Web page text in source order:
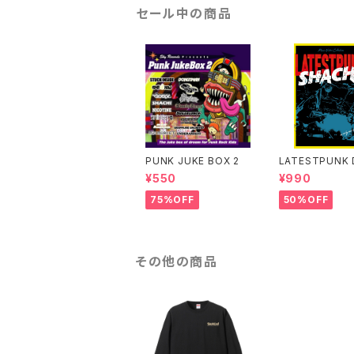
セール中の商品
PUNK JUKE BOX 2
¥550
75%OFF
LATESTPUNK
¥990
50%OFF
その他の商品